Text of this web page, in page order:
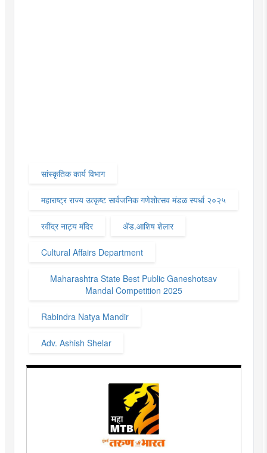
सांस्कृतिक कार्य विभाग
महाराष्ट्र राज्य उत्कृष्ट सार्वजनिक गणेशोत्सव मंडळ स्पर्धा २०२५
रवींद्र नाट्य मंदिर ॲड.आशिष शेलार
Cultural Affairs Department
Maharashtra State Best Public Ganeshotsav
Mandal Competition 2025
Rabindra Natya Mandir
Adv. Ashish Shelar